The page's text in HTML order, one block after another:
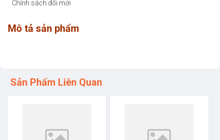
Chính sách đổi mới
Mô tả sản phẩm
Sản Phẩm Liên Quan